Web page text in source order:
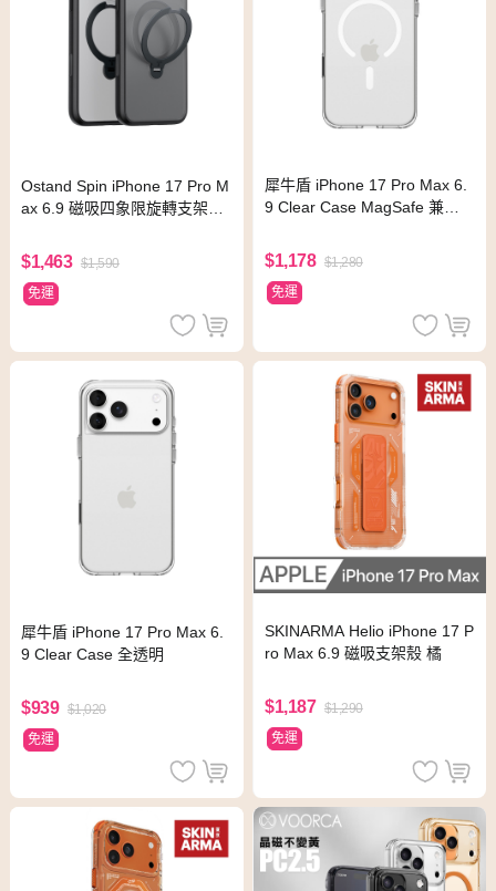
Ostand Spin iPhone 17 Pro M
ax 6.9 磁吸四象限旋轉支架防
$1,463 $1,590
免運
犀牛盾 iPhone 17 Pro Max 6.
9 Clear Case MagSafe 兼容
$1,178 $1,280
免運
犀牛盾 iPhone 17 Pro Max 6.
9 Clear Case 全透明
$939 $1,020
免運
SKINARMA Helio iPhone 17 P
ro Max 6.9 磁吸支架殼 橘
$1,187 $1,290
免運